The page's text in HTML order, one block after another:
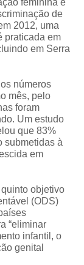
de
2012, uma
praticada em
em Serra
números
mês, pelo
foram
Um estudo
que 83%
submetidas à
em
objetivo
(ODS)
“eliminar
infantil, o
genital